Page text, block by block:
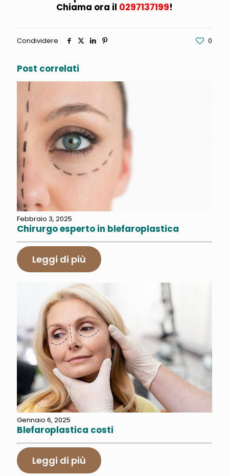
Chiama ora il 0297137199!
Condividere 0
Post correlati
Febbraio 3, 2025
Chirurgo esperto in blefaroplastica
Leggi di più
Gennaio 6, 2025
Blefaroplastica costi
Leggi di più